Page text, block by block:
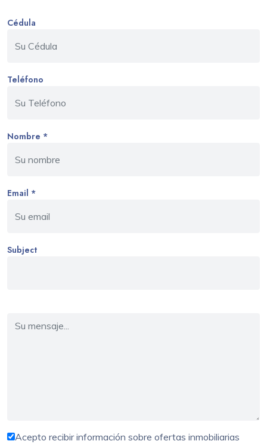
Cédula
Teléfono
Nombre *
Email *
Subject
Acepto recibir información sobre ofertas inmobiliarias